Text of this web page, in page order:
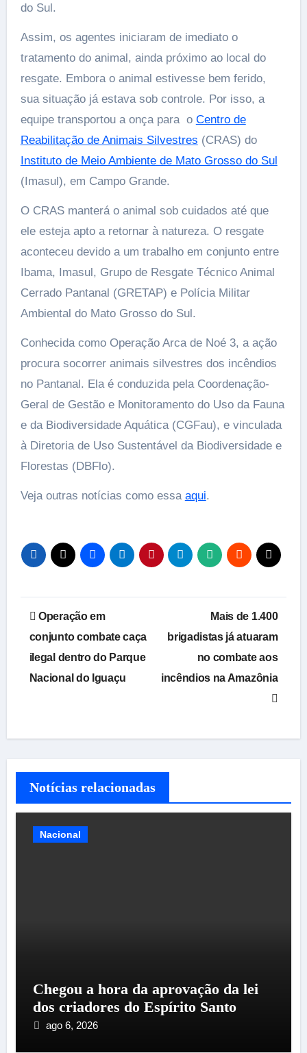
do Sul.
Assim, os agentes iniciaram de imediato o
tratamento do animal, ainda próximo ao local do
resgate. Embora o animal estivesse bem ferido,
sua situação já estava sob controle. Por isso, a
equipe transportou a onça para o Centro de
Reabilitação de Animais Silvestres (CRAS) do
Instituto de Meio Ambiente de Mato Grosso do Sul
(Imasul), em Campo Grande.
O CRAS manterá o animal sob cuidados até que
ele esteja apto a retornar à natureza. O resgate
aconteceu devido a um trabalho em conjunto entre
Ibama, Imasul, Grupo de Resgate Técnico Animal
Cerrado Pantanal (GRETAP) e Polícia Militar
Ambiental do Mato Grosso do Sul.
Conhecida como Operação Arca de Noé 3, a ação
procura socorrer animais silvestres dos incêndios
no Pantanal. Ela é conduzida pela Coordenação-
Geral de Gestão e Monitoramento do Uso da Fauna
e da Biodiversidade Aquática (CGFau), e vinculada
à Diretoria de Uso Sustentável da Biodiversidade e
Florestas (DBFlo).
Veja outras notícias como essa aqui.
Navegação
de
Post
Operação em
conjunto combate caça
ilegal dentro do Parque
Nacional do Iguaçu
Mais de 1.400
brigadistas já atuaram
no combate aos
incêndios na Amazônia
Notícias relacionadas
Nacional
Chegou a hora da aprovação da lei
dos criadores do Espírito Santo
ago 6, 2026